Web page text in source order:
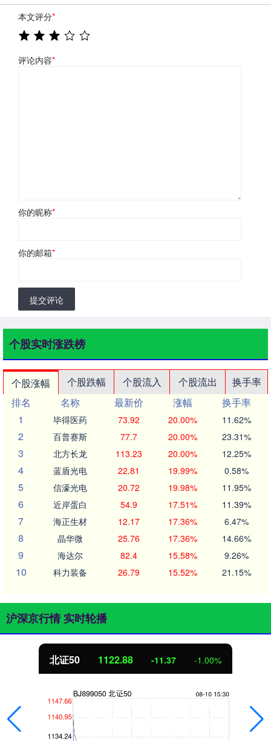
本文评分*
评论内容*
你的昵称*
你的邮箱*
提交评论
个股实时涨跌榜
个股涨幅 个股跌幅 个股流入 个股流出
换手率
排名
名称 最新价 涨幅
换手率
1
毕得医药 73.92 20.00% 11.62%
2 百普赛斯 77.7 20.00% 23.31%
3 北方长龙 113.23 20.00% 12.25%
4 蓝盾光电 22.81 19.99% 0.58%
5 信濠光电 20.72 19.98% 11.95%
6 近岸蛋白 54.9 17.51% 11.39%
7 海正生材 12.17 17.36% 6.47%
8 晶华微 25.76 17.36% 14.66%
9 海达尔 82.4 15.58% 9.26%
10 科力装备 26.79 15.52% 21.15%
沪深京行情 实时轮播
北证50 1122.88 -11.37 -1.00%